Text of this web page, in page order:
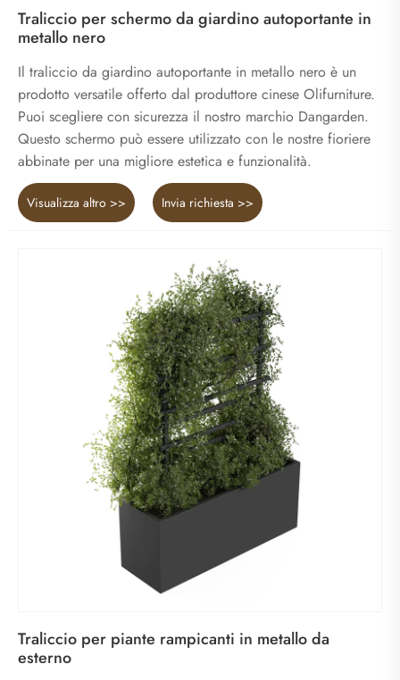
Traliccio per schermo da giardino autoportante in
metallo nero
Il traliccio da giardino autoportante in metallo nero è un
prodotto versatile offerto dal produttore cinese Olifurniture.
Puoi scegliere con sicurezza il nostro marchio Dangarden.
Questo schermo può essere utilizzato con le nostre fioriere
abbinate per una migliore estetica e funzionalità.
Visualizza altro >> Invia richiesta >>
Traliccio per piante rampicanti in metallo da
esterno